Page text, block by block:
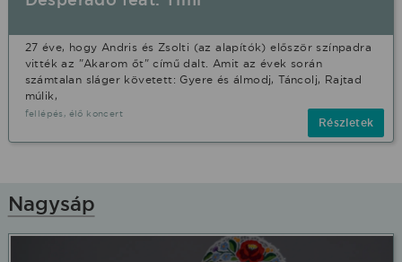
27 éve, hogy Andris és Zsolti (az alapítók) először színpadra
vitték az "Akarom őt" című dalt. Amit az évek során
számtalan sláger követett: Gyere és álmodj, Táncolj, Rajtad
múlik,
fellépés, élő koncert
Részletek
Nagysáp